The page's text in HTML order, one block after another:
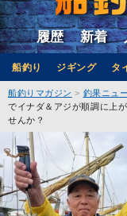
履歴 新着
船釣り ジギング タ
船釣りマガジン 釣果ニュ
でイナダ＆アジが順調に上
せんか？